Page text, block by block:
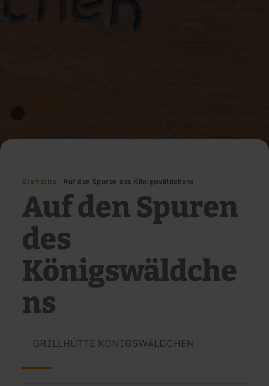
Startseite Auf den Spuren des Königswäldchens
Auf den Spuren
des
Königswäldche
ns
GRILLHÜTTE KÖNIGSWÄLDCHEN